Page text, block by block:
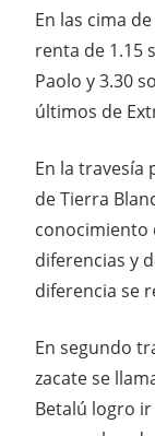
En las cima
renta de 1.15
Paolo y 3.30
últimos de
En la
de Tierra
diferencias y
diferencia se
En segundo
zacate se
Betalú logro